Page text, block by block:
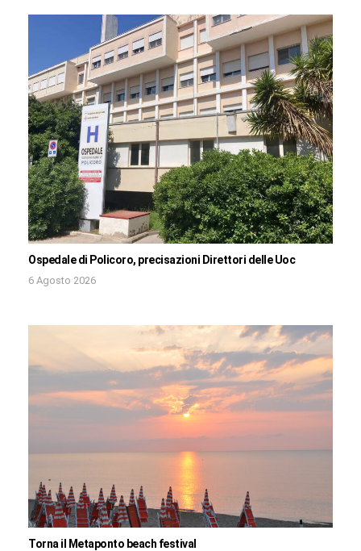
Ospedale di Policoro, precisazioni Direttori delle Uoc
6 Agosto 2026
Torna il Metaponto beach festival